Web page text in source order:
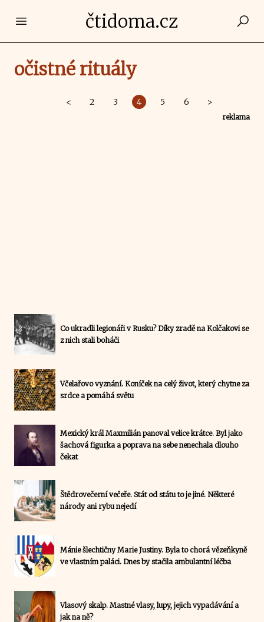
Open main menučtidoma.cz
očistné rituály
< 2 3 4 5 6 >
reklama
Co ukradli legionáři v Rusku? Díky zradě na Kolčakovi se
z nich stali boháči
Včelařovo vyznání. Koníček na celý život, který chytne za
srdce a pomáhá světu
Mexický král Maxmilián panoval velice krátce. Byl jako
šachová figurka a poprava na sebe nenechala dlouho
čekat
Štědrovečerní večeře. Stát od státu to je jiné. Některé
národy ani rybu nejedí
Mánie šlechtičny Marie Justiny. Byla to chorá vězeňkyně
ve vlastním paláci. Dnes by stačila ambulantní léčba
Vlasový skalp. Mastné vlasy, lupy, jejich vypadávání a
jak na ně?